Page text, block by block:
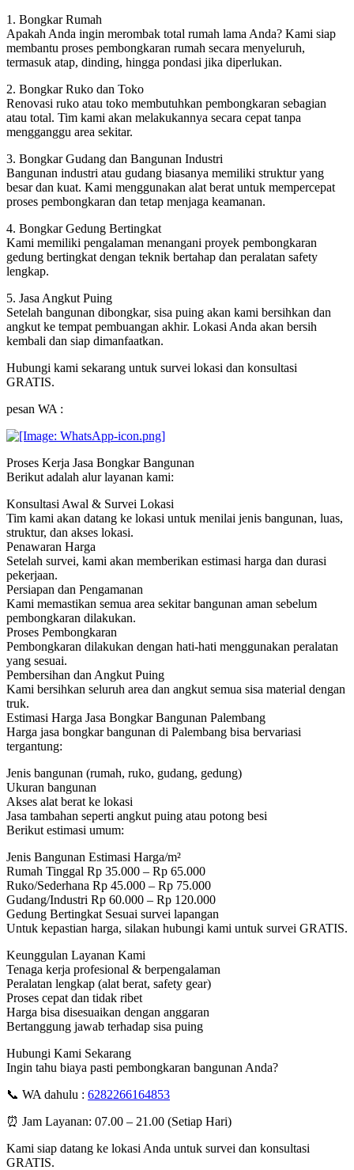
1. Bongkar Rumah
Apakah Anda ingin merombak total rumah lama Anda? Kami siap
membantu proses pembongkaran rumah secara menyeluruh,
termasuk atap, dinding, hingga pondasi jika diperlukan.
2. Bongkar Ruko dan Toko
Renovasi ruko atau toko membutuhkan pembongkaran sebagian
atau total. Tim kami akan melakukannya secara cepat tanpa
mengganggu area sekitar.
3. Bongkar Gudang dan Bangunan Industri
Bangunan industri atau gudang biasanya memiliki struktur yang
besar dan kuat. Kami menggunakan alat berat untuk mempercepat
proses pembongkaran dan tetap menjaga keamanan.
4. Bongkar Gedung Bertingkat
Kami memiliki pengalaman menangani proyek pembongkaran
gedung bertingkat dengan teknik bertahap dan peralatan safety
lengkap.
5. Jasa Angkut Puing
Setelah bangunan dibongkar, sisa puing akan kami bersihkan dan
angkut ke tempat pembuangan akhir. Lokasi Anda akan bersih
kembali dan siap dimanfaatkan.
Hubungi kami sekarang untuk survei lokasi dan konsultasi
GRATIS.
pesan WA :
Proses Kerja Jasa Bongkar Bangunan
Berikut adalah alur layanan kami:
Konsultasi Awal & Survei Lokasi
Tim kami akan datang ke lokasi untuk menilai jenis bangunan, luas,
struktur, dan akses lokasi.
Penawaran Harga
Setelah survei, kami akan memberikan estimasi harga dan durasi
pekerjaan.
Persiapan dan Pengamanan
Kami memastikan semua area sekitar bangunan aman sebelum
pembongkaran dilakukan.
Proses Pembongkaran
Pembongkaran dilakukan dengan hati-hati menggunakan peralatan
yang sesuai.
Pembersihan dan Angkut Puing
Kami bersihkan seluruh area dan angkut semua sisa material dengan
truk.
Estimasi Harga Jasa Bongkar Bangunan Palembang
Harga jasa bongkar bangunan di Palembang bisa bervariasi
tergantung:
Jenis bangunan (rumah, ruko, gudang, gedung)
Ukuran bangunan
Akses alat berat ke lokasi
Jasa tambahan seperti angkut puing atau potong besi
Berikut estimasi umum:
Jenis Bangunan Estimasi Harga/m²
Rumah Tinggal Rp 35.000 – Rp 65.000
Ruko/Sederhana Rp 45.000 – Rp 75.000
Gudang/Industri Rp 60.000 – Rp 120.000
Gedung Bertingkat Sesuai survei lapangan
Untuk kepastian harga, silakan hubungi kami untuk survei GRATIS.
Keunggulan Layanan Kami
Tenaga kerja profesional & berpengalaman
Peralatan lengkap (alat berat, safety gear)
Proses cepat dan tidak ribet
Harga bisa disesuaikan dengan anggaran
Bertanggung jawab terhadap sisa puing
Hubungi Kami Sekarang
Ingin tahu biaya pasti pembongkaran bangunan Anda?
📞 WA dahulu : 6282266164853
⏰ Jam Layanan: 07.00 – 21.00 (Setiap Hari)
Kami siap datang ke lokasi Anda untuk survei dan konsultasi
GRATIS.